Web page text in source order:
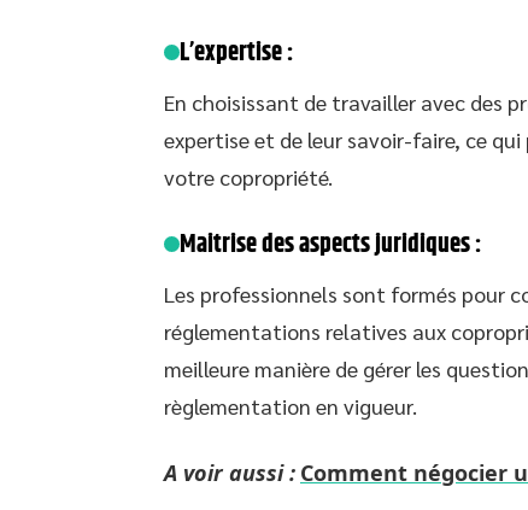
L’expertise :
En choisissant de travailler avec des
expertise et de leur savoir-faire, ce
votre copropriété.
Maitrise des aspects juridiques :
Les professionnels sont formés pour
réglementations relatives aux
meilleure manière de gérer les
règlementation en vigueur.
A voir aussi : Comment négocier